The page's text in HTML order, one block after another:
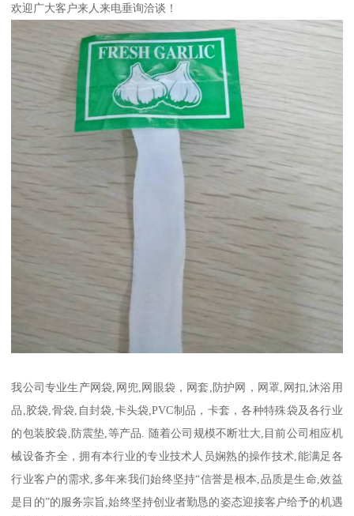
欢迎广大客户来人来电垂询洽谈！
我公司专业生产网袋,网兜,网眼袋，网套,防护网，网罩,网扣,沐浴用
品,胶袋,骨袋,自封袋,卡头袋,PVC制品，卡套，各种特殊袋及各行业
的包装胶袋,防震垫,等产品. 随着公司规模不断壮大,目前公司相应机
械设备齐全，拥有本行业的专业技术人员娴熟的操作技术,能满足各
行业客户的需求,多年来我们始终坚持“信誉是根本,品质是生命,效益
是目的”的服务宗旨,始终坚持创业者勤恳的姿态迎接客户给予的机遇